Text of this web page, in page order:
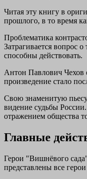
Читая эту книгу в
прошлого, в то время
Проблематика
Затрагивается вопрос
способны действовать.
Антон Павлович Чехов
произведение стало
Свою знаменитую
видение судьбы
отражением общества
Главные
Герои "Вишнёвого
представлены все